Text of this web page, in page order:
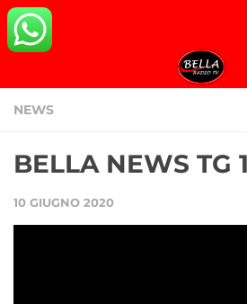
Salta al contenuto
NEWS
BELLA NEWS TG
10 GIUGNO 2020